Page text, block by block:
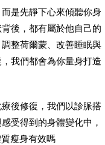
是先靜下心來傾聽你身
後，都有屬於他自己的
整荷爾蒙、改善睡眠與
我們都會為你量身打造
後修復，我們以診脈搭
受得到的身體變化中，
瘦身有效嗎